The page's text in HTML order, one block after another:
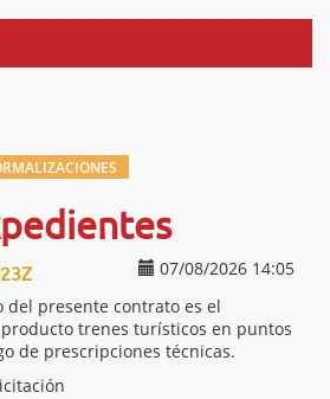
07/08/2026 14:05
del presente contrato es el
trenes turísticos en puntos
de prescripciones técnicas.